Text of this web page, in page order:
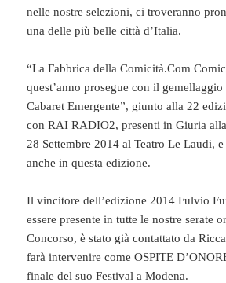
nelle nostre selezioni, ci troveranno
una delle più belle città d’Italia.
“La Fabbrica della Comicità.Com
quest’anno prosegue con il gemellaggio
Cabaret Emergente”, giunto alla 22
con RAI RADIO2, presenti in Giuria
28 Settembre 2014 al Teatro Le Laudi,
anche in questa edizione.
Il vincitore dell’edizione 2014 Fulvio
essere presente in tutte le nostre serate
Concorso, è stato già contattato da
farà intervenire come OSPITE
finale del suo Festival a Modena.